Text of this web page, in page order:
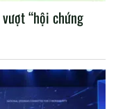
“hội chứng